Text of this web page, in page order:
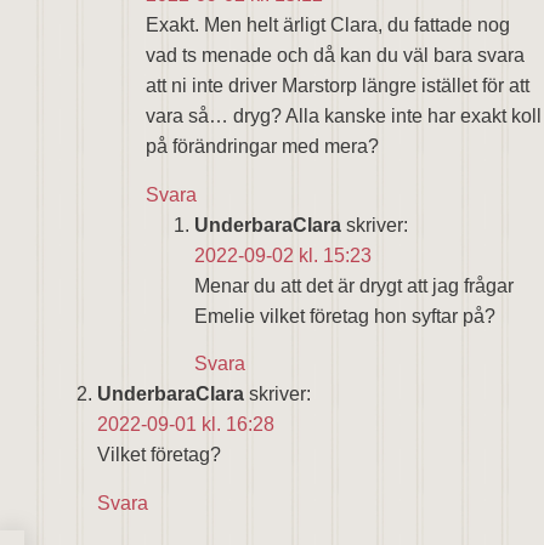
Exakt. Men helt ärligt Clara, du fattade nog
vad ts menade och då kan du väl bara svara
att ni inte driver Marstorp längre istället för att
vara så… dryg? Alla kanske inte har exakt koll
på förändringar med mera?
Svara
UnderbaraClara skriver:
2022-09-02 kl. 15:23
Menar du att det är drygt att jag frågar
Emelie vilket företag hon syftar på?
Svara
UnderbaraClara skriver:
2022-09-01 kl. 16:28
Vilket företag?
Svara